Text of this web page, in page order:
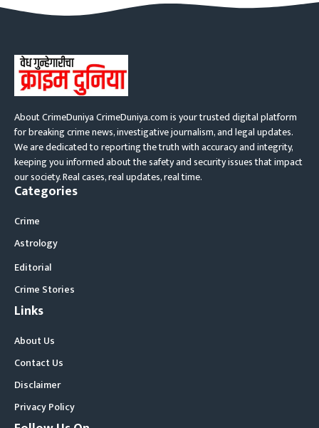
About CrimeDuniya CrimeDuniya.com is your trusted digital platform
for breaking crime news, investigative journalism, and legal updates.
We are dedicated to reporting the truth with accuracy and integrity,
keeping you informed about the safety and security issues that impact
our society. Real cases, real updates, real time.
Categories
Crime
Astrology
Editorial
Crime Stories
Links
About Us
Contact Us
Disclaimer
Privacy Policy